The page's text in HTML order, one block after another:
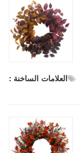
العلامات الساخنة :